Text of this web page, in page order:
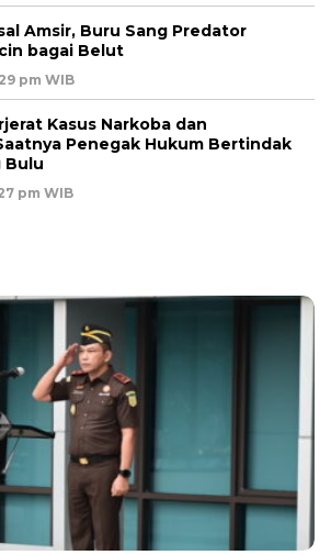
Amsir, Buru Sang Predator
bagai Belut
pm WIB
Kasus Narkoba dan
Penegak Hukum Bertindak
Bulu
pm WIB